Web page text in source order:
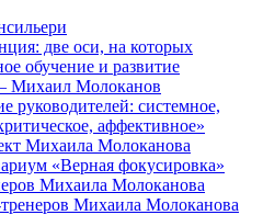
две оси, на которых
обучение и развитие
Михаил Молоканов
системное,
аффективное»
Михаила Молоканова
«Верная фокусировка»
Михаила Молоканова
Михаила Молоканова